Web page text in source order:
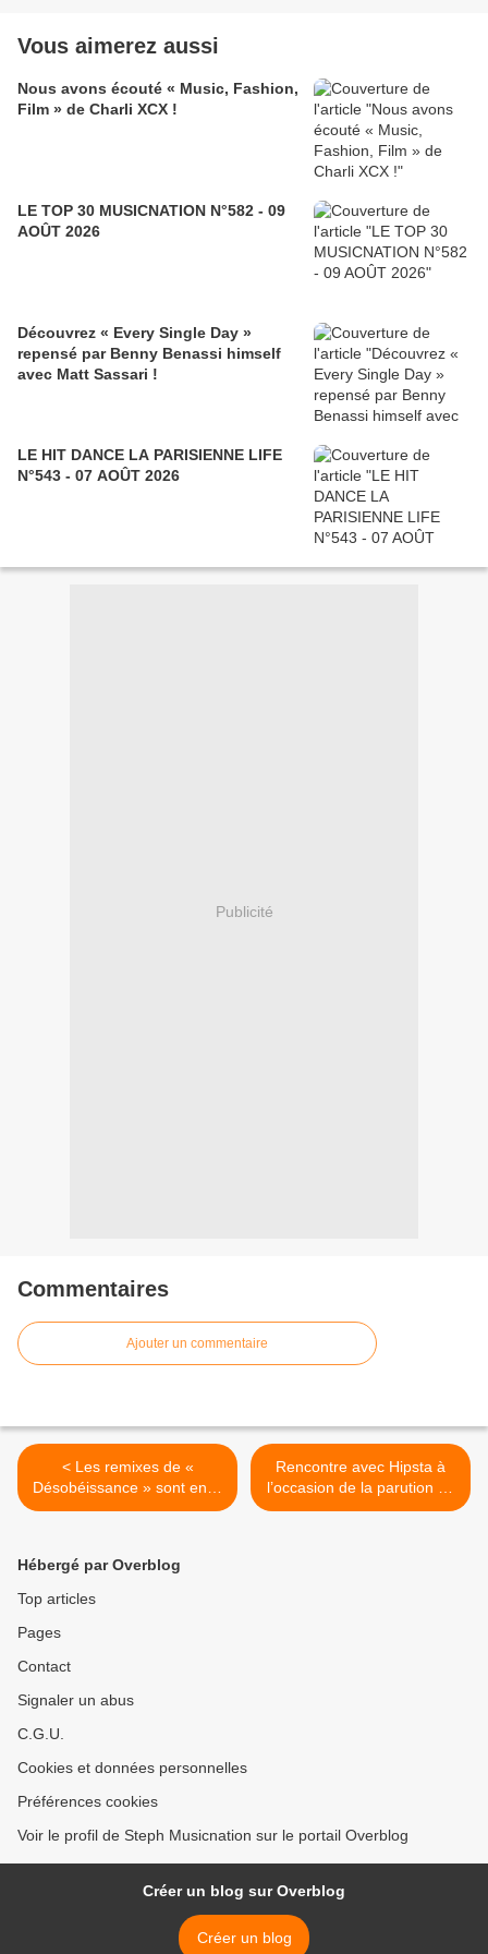
Vous aimerez aussi
Nous avons écouté « Music, Fashion,
Film » de Charli XCX !
LE TOP 30 MUSICNATION N°582 - 09
AOÛT 2026
Découvrez « Every Single Day »
repensé par Benny Benassi himself
avec Matt Sassari !
LE HIT DANCE LA PARISIENNE LIFE
N°543 - 07 AOÛT 2026
Publicité
Commentaires
Ajouter un commentaire
< Les remixes de «
Désobéissance » sont enfin
disponibles !
Rencontre avec Hipsta à
l’occasion de la parution de
son nouvel EP ! >
Hébergé par Overblog
Top articles
Pages
Contact
Signaler un abus
C.G.U.
Cookies et données personnelles
Préférences cookies
Voir le profil de Steph Musicnation sur le portail Overblog
Créer un blog sur Overblog
Créer un blog